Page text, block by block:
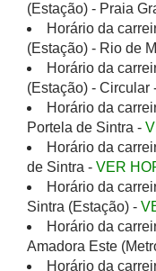
(Estação) - Praia
Horário da
(Estação) - Rio de
Horário da
(Estação) - Circular
Horário da
Portela de Sintra -
Horário da
de Sintra - VER
Horário da
Sintra (Estação) -
Horário da
Amadora Este
Horário da